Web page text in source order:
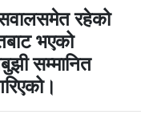
रहेको
भएको
सम्मानित